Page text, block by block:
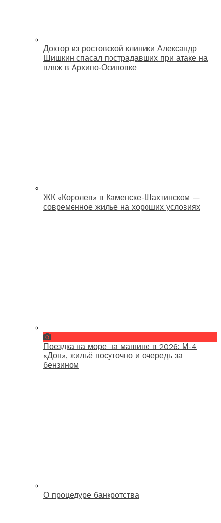
Доктор из ростовской клиники Александр
Шишкин спасал пострадавших при атаке на
пляж в Архипо‑Осиповке
ЖК «Королев» в Каменске-Шахтинском —
современное жилье на хороших условиях
Поездка на море на машине в 2026: М-4
«Дон», жильё посуточно и очередь за
бензином
О процедуре банкротства